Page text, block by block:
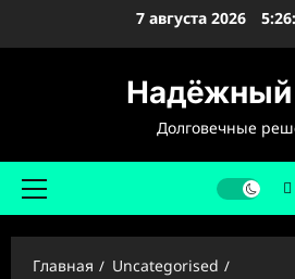
7 августа 2026
Долговечные
Основное
Главная
Uncategorised